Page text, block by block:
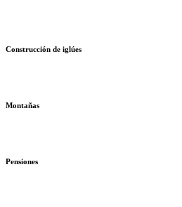
Construcción de iglúes
Montañas
Pensiones